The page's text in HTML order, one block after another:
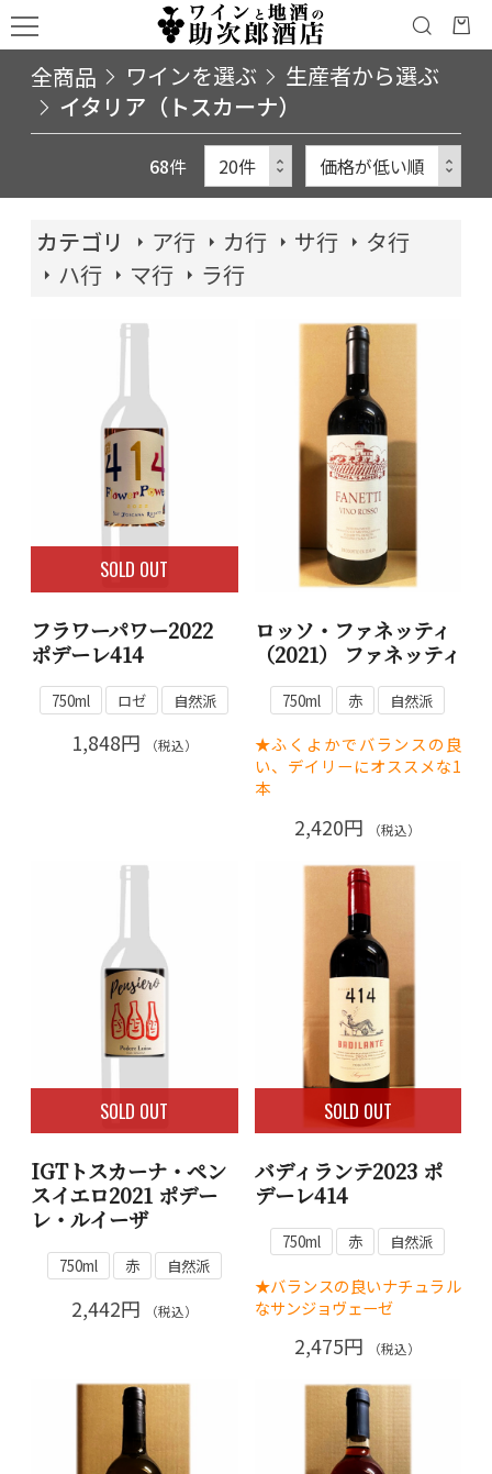
全商品 ワインを選ぶ
生産者から選ぶ
イタリア（トスカーナ）
68件
カテゴリ ア行 カ行 サ行
タ行
ハ行
マ行 ラ行
SOLD OUT
フラワーパワー2022
ポデーレ414
750ml ロゼ 自然派
1,848円 （税込）
ロッソ・ファネッティ
（2021） ファネッティ
750ml 赤 自然派
★ふくよかでバランスの良
い、デイリーにオススメな1
本
2,420円 （税込）
SOLD OUT
IGTトスカーナ・ペン
スイエロ2021 ポデー
レ・ルイーザ
750ml 赤 自然派
2,442円 （税込）
SOLD OUT
バディランテ2023 ポ
デーレ414
750ml 赤 自然派
★バランスの良いナチュラル
なサンジョヴェーゼ
2,475円 （税込）